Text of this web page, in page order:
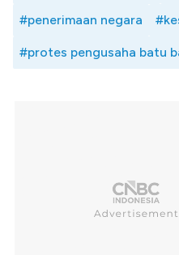
#penerimaan negara
#protes pengusaha batu